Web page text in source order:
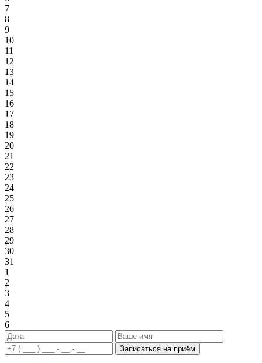
7
8
9
10
11
12
13
14
15
16
17
18
19
20
21
22
23
24
25
26
27
28
29
30
31
1
2
3
4
5
6
Записаться на приём